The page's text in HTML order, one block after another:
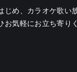
め、カラオケ歌
お気軽にお立ち寄り